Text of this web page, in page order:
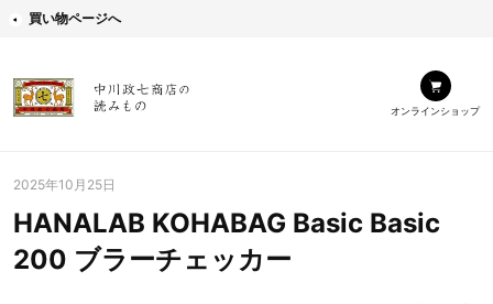
買い物ページへ
オンラインショップ
2025年10月25日
HANALAB KOHABAG Basic Basic
200 ブラーチェッカー